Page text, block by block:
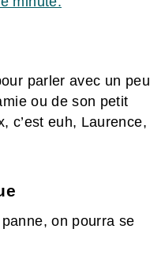
parler avec un peu
ou de son petit
c’est euh, Laurence,
on pourra se